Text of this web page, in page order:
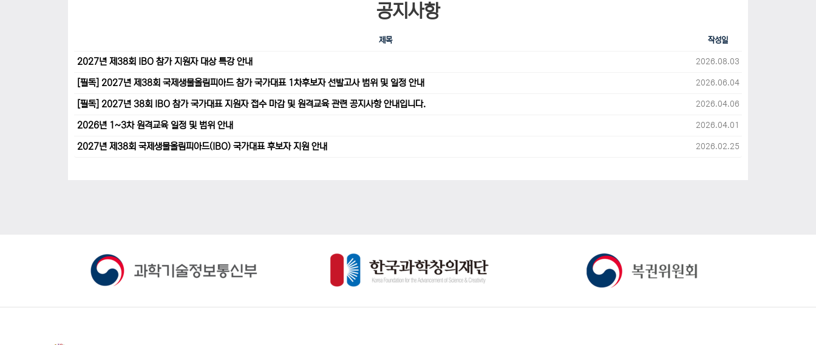
공지사항
제목 작성일
2027년 제38회 IBO 참가 지원자 대상 특강 안내 2026.08.03
[필독] 2027년 제38회 국제생물올림피아드 참가 국가대표 1차후보자 선발고사 범위 및 일정 안내 2026.06.04
[필독] 2027년 38회 IBO 참가 국가대표 지원자 접수 마감 및 원격교육 관련 공지사항 안내입니다. 2026.04.06
2026년 1~3차 원격교육 일정 및 범위 안내 2026.04.01
2027년 제38회 국제생물올림피아드(IBO) 국가대표 후보자 지원 안내 2026.02.25